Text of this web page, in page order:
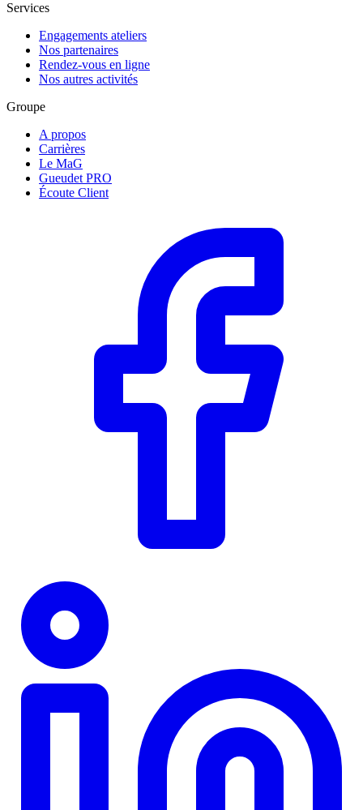
Services
Engagements ateliers
Nos partenaires
Rendez-vous en ligne
Nos autres activités
Groupe
A propos
Carrières
Le MaG
Gueudet PRO
Écoute Client